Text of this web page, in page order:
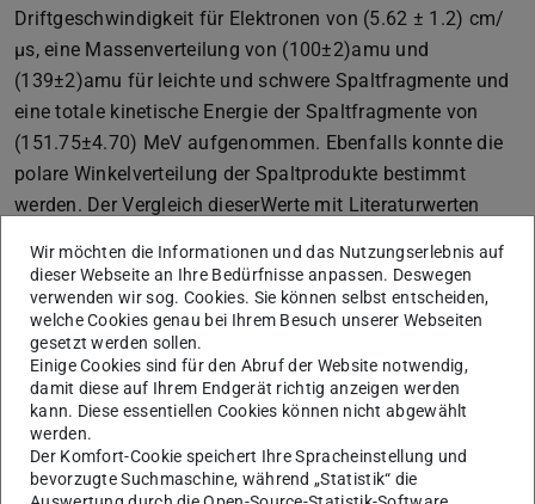
Driftgeschwindigkeit für Elektronen von (5.62 ± 1.2) cm/
µs, eine Massenverteilung von (100±2)amu und
(139±2)amu für leichte und schwere Spaltfragmente und
eine totale kinetische Energie der Spaltfragmente von
(151.75±4.70) MeV aufgenommen. Ebenfalls konnte die
polare Winkelverteilung der Spaltprodukte bestimmt
werden. Der Vergleich dieserWerte mit Literaturwerten
Funktionalität des Designs der Multi-stack
Ionisationskammer bestätigt. Bei der Bestimmung der
totalen kinetischen Energie der Spaltfragmente gab es
leichte Abweichungen von Werten anderer Arbeiten. Eine
mögliche Erklärung hierfür ist der Verlust kinetischer
Energie beim Passieren der Rückseite des Spalt-Targets.
Die aufgenommene Massenverteilung der Spaltfragmente
von238U(n, f) unter Verwendung der segmentierten
Wir möchten die Informationen und das Nutzungserlebnis auf
dieser Webseite an Ihre Bedürfnisse anpassen. Deswegen
verwenden wir sog. Cookies. Sie können selbst entscheiden,
welche Cookies genau bei Ihrem Besuch unserer Webseiten
gesetzt werden sollen.
Einige Cookies sind für den Abruf der Website notwendig,
damit diese auf Ihrem Endgerät richtig anzeigen werden
kann. Diese essentiellen Cookies können nicht abgewählt
werden.
Der Komfort-Cookie speichert Ihre Spracheinstellung und
bevorzugte Suchmaschine, während „Statistik“ die